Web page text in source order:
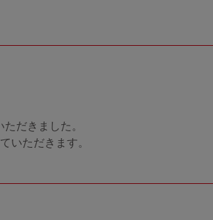
だきました。
いただきます。